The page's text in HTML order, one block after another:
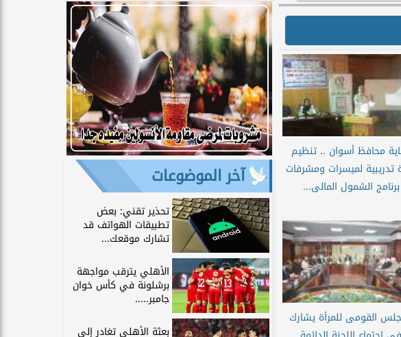
محافظ أسوان .. تنظيم
تدريبية لميسرات ومشرفات
برنامج الشمول المالى...
القومى للمرأة يشارك
آخر الموضوعات
تحذير تقني: بعض
تطبيقات الهواتف قد
تشارك موقعك...
الأهلي يترقب مواجهة
برشلونة في كأس خوان
جامبر.....
بعثة الأهلي تغادر إلى